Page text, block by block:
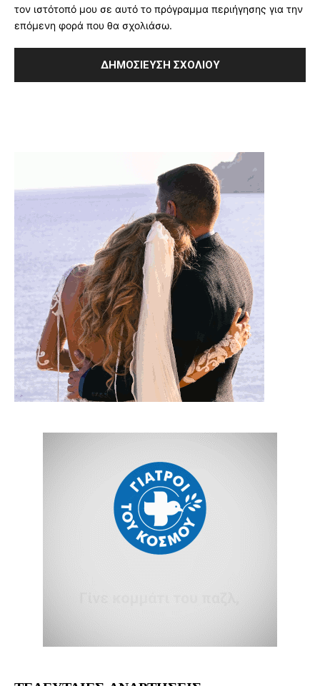
τον ιστότοπό μου σε αυτό το πρόγραμμα περιήγησης για την
επόμενη φορά που θα σχολιάσω.